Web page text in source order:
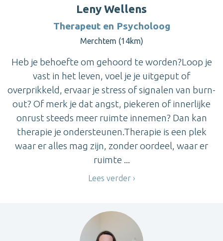
Leny Wellens
Therapeut en Psycholoog
Merchtem (14km)
Heb je behoefte om gehoord te worden?Loop je
vast in het leven, voel je je uitgeput of
overprikkeld, ervaar je stress of signalen van burn-
out? Of merk je dat angst, piekeren of innerlijke
onrust steeds meer ruimte innemen? Dan kan
therapie je ondersteunen.Therapie is een plek
waar er alles mag zijn, zonder oordeel, waar er
ruimte ...
Lees verder